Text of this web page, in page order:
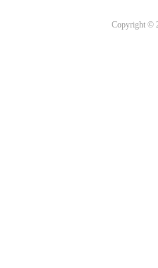
Copyright ©